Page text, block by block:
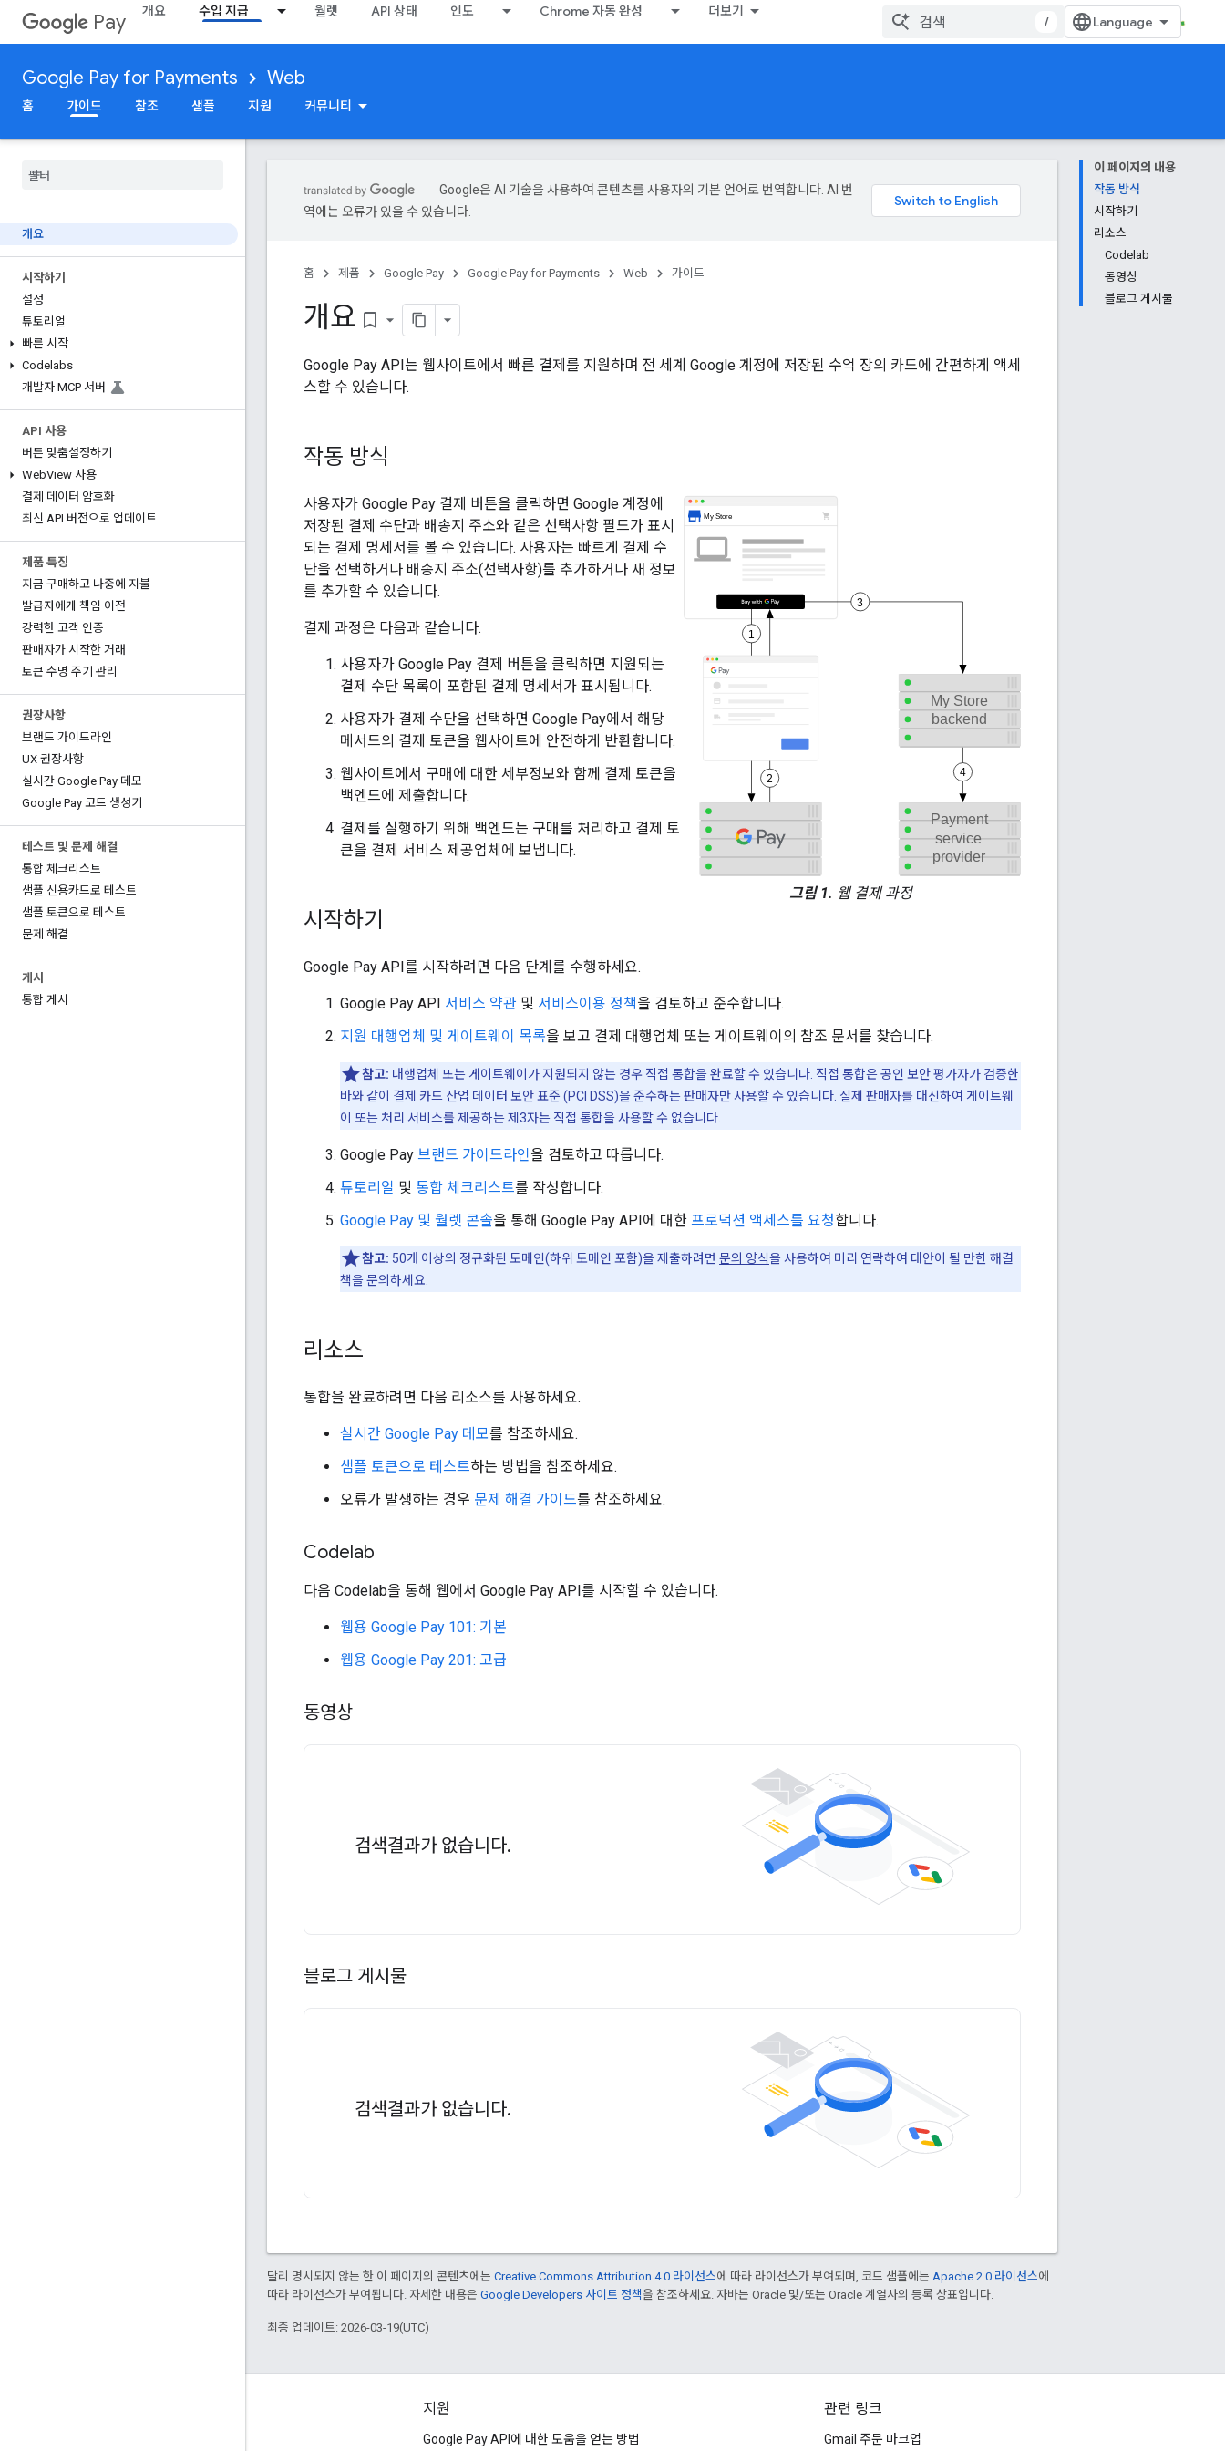
Pay 개요 수입 지급 월렛 API 상태 인도 Chrome 자동 완성 더보기
/
Google Pay for Payments Web
홈 가이드 참조 샘플 지원 커뮤니티
개요
시작하기
설정
튜토리얼
빠른 시작
Codelabs
개발자 MCP 서버
API 사용
버튼 맞춤설정하기
WebView 사용
결제 데이터 암호화
최신 API 버전으로 업데이트
제품 특징
지금 구매하고 나중에 지불
발급자에게 책임 이전
강력한 고객 인증
판매자가 시작한 거래
토큰 수명 주기 관리
권장사항
브랜드 가이드라인
UX 권장사항
실시간 Google Pay 데모
Google Pay 코드 생성기
테스트 및 문제 해결
통합 체크리스트
샘플 신용카드로 테스트
샘플 토큰으로 테스트
문제 해결
게시
통합 게시
이 페이지의 내용
작동 방식
시작하기
리소스
Codelab
동영상
블로그 게시물
Google은 AI 기술을 사용하여 콘텐츠를 사용자의 기본 언어로 번역합니다. AI 번
역에는 오류가 있을 수 있습니다.
홈 제품 Google Pay Google Pay for Payments Web 가이드
개요 bookmark_border
Google Pay API는 웹사이트에서 빠른 결제를 지원하며 전 세계 Google 계정에 저장된 수억 장의 카드에 간편하게 액세
스할 수 있습니다.
작동 방식
그림 1. 웹 결제 과정
사용자가 Google Pay 결제 버튼을 클릭하면 Google 계정에
저장된 결제 수단과 배송지 주소와 같은 선택사항 필드가 표시
되는 결제 명세서를 볼 수 있습니다. 사용자는 빠르게 결제 수
단을 선택하거나 배송지 주소(선택사항)를 추가하거나 새 정보
를 추가할 수 있습니다.
결제 과정은 다음과 같습니다.
사용자가 Google Pay 결제 버튼을 클릭하면 지원되는
결제 수단 목록이 포함된 결제 명세서가 표시됩니다.
사용자가 결제 수단을 선택하면 Google Pay에서 해당
메서드의 결제 토큰을 웹사이트에 안전하게 반환합니다.
웹사이트에서 구매에 대한 세부정보와 함께 결제 토큰을
백엔드에 제출합니다.
결제를 실행하기 위해 백엔드는 구매를 처리하고 결제 토
큰을 결제 서비스 제공업체에 보냅니다.
시작하기
Google Pay API를 시작하려면 다음 단계를 수행하세요.
Google Pay API 서비스 약관 및 서비스이용 정책 을 검토하고 준수합니다.
지원 대행업체 및 게이트웨이 목록을 보고 결제 대행업체 또는 게이트웨이의 참조 문서를 찾습니다.
참고: 대행업체 또는 게이트웨이가 지원되지 않는 경우 직접 통합을 완료할 수 있습니다. 직접 통합은 공인 보안 평가자가 검증한
바와 같이 결제 카드 산업 데이터 보안 표준 (PCI DSS)을 준수하는 판매자만 사용할 수 있습니다. 실제 판매자를 대신하여 게이트웨
이 또는 처리 서비스를 제공하는 제3자는 직접 통합을 사용할 수 없습니다.
Google Pay 브랜드 가이드라인을 검토하고 따릅니다.
튜토리얼 및 통합 체크리스트를 작성합니다.
Google Pay 및 월렛 콘솔을 통해 Google Pay API에 대한 프로덕션 액세스를 요청합니다.
참고: 50개 이상의 정규화된 도메인(하위 도메인 포함)을 제출하려면 문의 양식을 사용하여 미리 연락하여 대안이 될 만한 해결
책을 문의하세요.
리소스
통합을 완료하려면 다음 리소스를 사용하세요.
실시간 Google Pay 데모를 참조하세요.
샘플 토큰으로 테스트하는 방법을 참조하세요.
오류가 발생하는 경우 문제 해결 가이드를 참조하세요.
Codelab
다음 Codelab을 통해 웹에서 Google Pay API를 시작할 수 있습니다.
웹용 Google Pay 101: 기본
웹용 Google Pay 201: 고급
동영상
검색결과가 없습니다.
블로그 게시물
검색결과가 없습니다.
달리 명시되지 않는 한 이 페이지의 콘텐츠에는 Creative Commons Attribution 4.0 라이선스에 따라 라이선스가 부여되며, 코드 샘플에는 Apache 2.0 라이선스에
따라 라이선스가 부여됩니다. 자세한 내용은 Google Developers 사이트 정책을 참조하세요. 자바는 Oracle 및/또는 Oracle 계열사의 등록 상표입니다.
최종 업데이트: 2026-03-19(UTC)
지원
Google Pay API에 대한 도움을 얻는 방법
관련 링크
Gmail 주문 마크업